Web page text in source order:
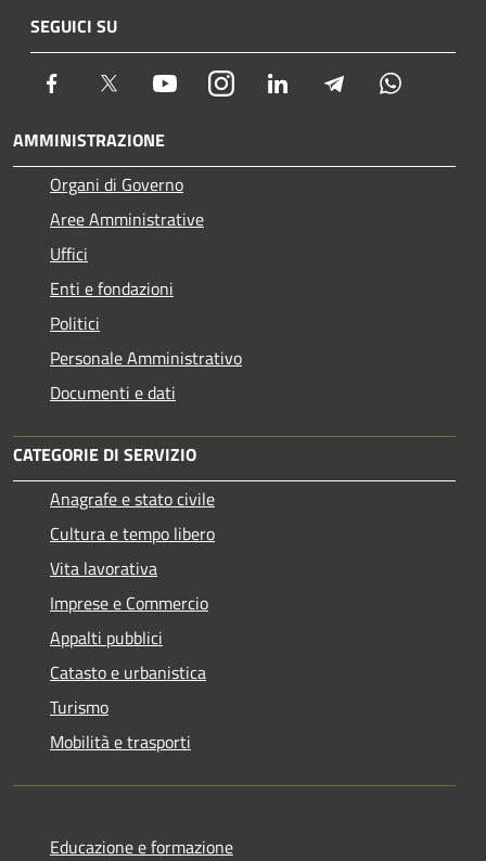
SEGUICI SU
Facebook Twitter YoutubeInstagram LinkedIn Telegram
AMMINISTRAZIONE
Organi di Governo
Aree Amministrative
Uffici
Enti e fondazioni
Politici
Personale Amministrativo
Documenti e dati
CATEGORIE DI SERVIZIO
Anagrafe e stato civile
Cultura e tempo libero
Vita lavorativa
Imprese e Commercio
Appalti pubblici
Catasto e urbanistica
Turismo
Mobilità e trasporti
Educazione e formazione